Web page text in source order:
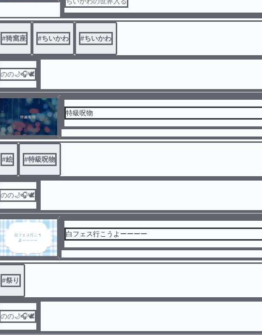
#猗窩座 #ちいかわ #ちいかわ
のの🌙🎧️🕊️
特級呪物
#絵 #特級呪物
のの🌙🎧️🕊️
白フェス行こうよーーーー
#祭り
のの🌙🎧️🕊️